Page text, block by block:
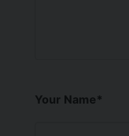
Your Name*